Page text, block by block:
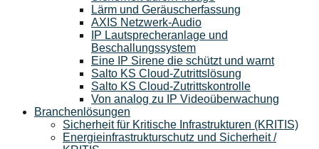
Lärm und Geräuscherfassung
AXIS Netzwerk-Audio
IP Lautsprecheranlage und
Beschallungssystem
Eine IP Sirene die schützt und warnt
Salto KS Cloud-Zutrittslösung
Salto KS Cloud-Zutrittskontrolle
Von analog zu IP Videoüberwachung
Branchenlösungen
Sicherheit für Kritische Infrastrukturen (KRITIS)
Energieinfrastrukturschutz und Sicherheit /